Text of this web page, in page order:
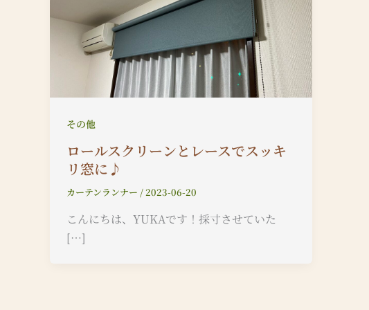
その他
ロールスクリーンとレースでスッキ
リ窓に♪
カーテンランナー /2023-06-20
こんにちは、YUKAです！採寸させていた
[…]